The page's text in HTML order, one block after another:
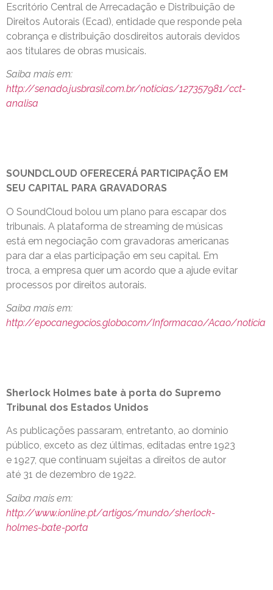
Escritório Central de Arrecadação e Distribuição de
Direitos Autorais (Ecad), entidade que responde pela
cobrança e distribuição dosdireitos autorais devidos
aos titulares de obras musicais.
Saiba mais em:
http://senado.jusbrasil.com.br/noticias/127357981/cct-
analisa
SOUNDCLOUD OFERECERÁ PARTICIPAÇÃO EM
SEU CAPITAL PARA GRAVADORAS
O SoundCloud bolou um plano para escapar dos
tribunais. A plataforma de streaming de músicas
está em negociação com gravadoras americanas
para dar a elas participação em seu capital. Em
troca, a empresa quer um acordo que a ajude evitar
processos por direitos autorais.
Saiba mais em:
http://epocanegocios.globo.com/Informacao/Acao/noticia
Sherlock Holmes bate à porta do Supremo
Tribunal dos Estados Unidos
As publicações passaram, entretanto, ao domínio
público, exceto as dez últimas, editadas entre 1923
e 1927, que continuam sujeitas a direitos de autor
até 31 de dezembro de 1922.
Saiba mais em:
http://www.ionline.pt/artigos/mundo/sherlock-
holmes-bate-porta